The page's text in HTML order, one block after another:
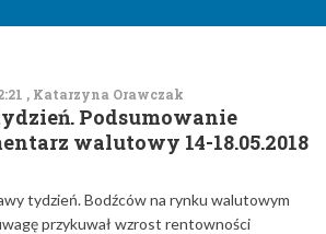
, Katarzyna Orawczak
Podsumowanie
walutowy 14-18.05.2018
tydzień. Bodźców na rynku walutowym
przykuwał wzrost rentowności